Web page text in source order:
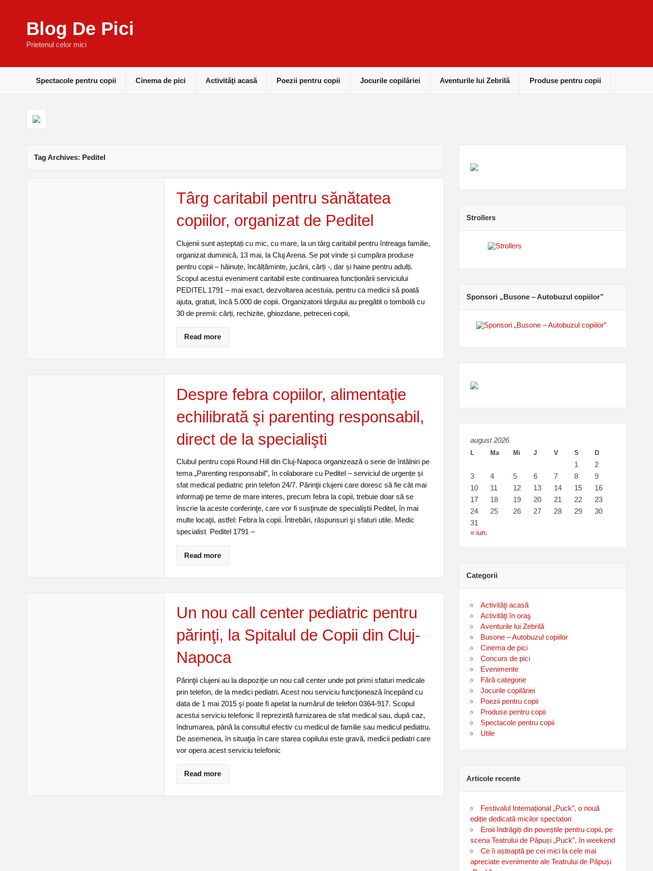
Blog De Pici
Prietenul celor mici
Spectacole pentru copii Cinema de pici Activităţi acasă Poezii pentru copii Jocurile copilăriei Aventurile lui Zebrilă Produse pentru copii
Tag Archives: Peditel
Târg caritabil pentru sănătatea
copiilor, organizat de Peditel
Clujenii sunt așteptați cu mic, cu mare, la un târg caritabil pentru întreaga familie,
organizat duminică, 13 mai, la Cluj Arena. Se pot vinde și cumpăra produse
pentru copii – hăinuțe, încălțăminte, jucării, cărți -, dar și haine pentru adulți.
Scopul acestui eveniment caritabil este continuarea funcționării serviciului
PEDITEL 1791 – mai exact, dezvoltarea acestuia, pentru ca medicii să poată
ajuta, gratuit, încă 5.000 de copii. Organizatorii târgului au pregătit o tombolă cu
30 de premii: cărți, rechizite, ghiozdane, petreceri copii,
Read more
Despre febra copiilor, alimentaţie
echilibrată şi parenting responsabil,
direct de la specialişti
Clubul pentru copii Round Hill din Cluj-Napoca organizează o serie de întâlniri pe
tema „Parenting responsabil”, în colaborare cu Peditel – serviciul de urgențe și
sfat medical pediatric prin telefon 24/7. Părinţii clujeni care doresc să fie cât mai
informaţi pe teme de mare interes, precum febra la copii, trebuie doar să se
înscrie la aceste conferinţe, care vor fi susţinute de specialiştii Peditel, în mai
multe locaţii, astfel: Febra la copii. Întrebări, răspunsuri şi sfaturi utile. Medic
specialist Peditel 1791 –
Read more
Un nou call center pediatric pentru
părinţi, la Spitalul de Copii din Cluj-
Napoca
Părinţii clujeni au la dispoziţie un nou call center unde pot primi sfaturi medicale
prin telefon, de la medici pediatri. Acest nou serviciu funcţionează începând cu
data de 1 mai 2015 şi poate fi apelat la numărul de telefon 0364-917. Scopul
acestui serviciu telefonic îl reprezintă furnizarea de sfat medical sau, după caz,
îndrumarea, până la consultul efectiv cu medicul de familie sau medicul pediatru.
De asemenea, în situaţia în care starea copilului este gravă, medicii pediatri care
vor opera acest serviciu telefonic
Read more
Strollers
Sponsori „Busone – Autobuzul copiilor”
august 2026
L Ma Mi J V S D
1
2
3
4 5 6 7 8
9
10
11 12 13 14 15
16
17
18 19 20 21 22
23
24
25 26 27 28 29
30
31
« iun.
Categorii
Activităţi acasă
Activităţi în oraş
Aventurile lui Zebrilă
Busone – Autobuzul copiilor
Cinema de pici
Concurs de pici
Evenimente
Fără categorie
Jocurile copilăriei
Poezii pentru copii
Produse pentru copii
Spectacole pentru copii
Utile
Articole recente
Festivalul Internațional „Puck”, o nouă
ediție dedicată micilor spectatori
Eroii îndrăgiți din poveștile pentru copii, pe
scena Teatrului de Păpuși „Puck”, în weekend
Ce îi așteaptă pe cei mici la cele mai
apreciate evenimente ale Teatrului de Păpuși